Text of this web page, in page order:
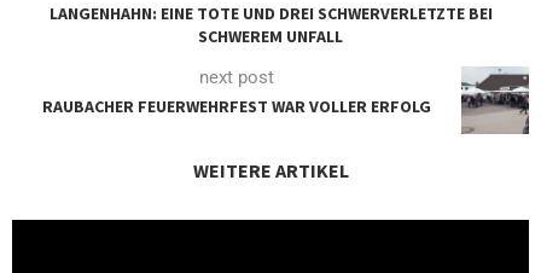
LANGENHAHN: EINE TOTE UND DREI SCHWERVERLETZTE BEI
SCHWEREM UNFALL
next post
RAUBACHER FEUERWEHRFEST WAR VOLLER ERFOLG
WEITERE ARTIKEL